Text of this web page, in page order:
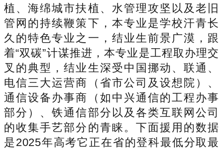
植、海绵城市扶植、水管理攻坚以及老旧
管网的持续鞭策下，本专业是学校汗青长
久的特色专业之一，结业生前景广漠，跟
着“双碳”计谋推进，本专业是工程取办理交
叉的典型，结业生深受中国挪动、联通、
电信三大运营商（省市公司及设想院）、
通信设备办事商（如中兴通信的工程办事
部分）、铁通信部分以及各类互联网公司
的收集手艺部分的青睐。下面援用的数据
是2025年高考它正在省的登科最低分取最